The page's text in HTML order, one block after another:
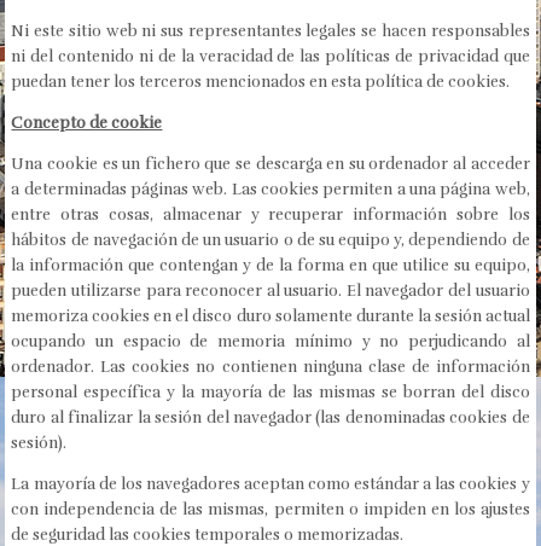
Ni este sitio web ni sus representantes legales se hacen responsables
ni del contenido ni de la veracidad de las políticas de privacidad que
puedan tener los terceros mencionados en esta política de cookies.
Concepto de cookie
Una cookie es un fichero que se descarga en su ordenador al acceder
a determinadas páginas web. Las cookies permiten a una página web,
entre otras cosas, almacenar y recuperar información sobre los
hábitos de navegación de un usuario o de su equipo y, dependiendo de
la información que contengan y de la forma en que utilice su equipo,
pueden utilizarse para reconocer al usuario. El navegador del usuario
memoriza cookies en el disco duro solamente durante la sesión actual
ocupando un espacio de memoria mínimo y no perjudicando al
ordenador. Las cookies no contienen ninguna clase de información
personal específica y la mayoría de las mismas se borran del disco
duro al finalizar la sesión del navegador (las denominadas cookies de
sesión).
La mayoría de los navegadores aceptan como estándar a las cookies y
con independencia de las mismas, permiten o impiden en los ajustes
de seguridad las cookies temporales o memorizadas.